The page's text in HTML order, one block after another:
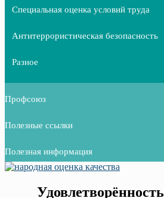
Специальная оценка условий труда
Антитеррористическая безопасность
Разное
Профсоюз
Полезные ссылки
Полезная информация
Удовлетворённость